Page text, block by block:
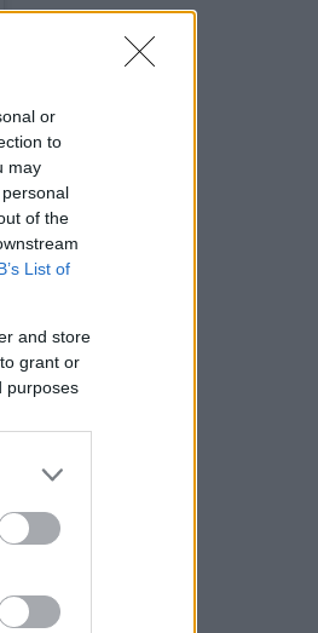
or
to
may
of the
List of
and store
grant or
purposes